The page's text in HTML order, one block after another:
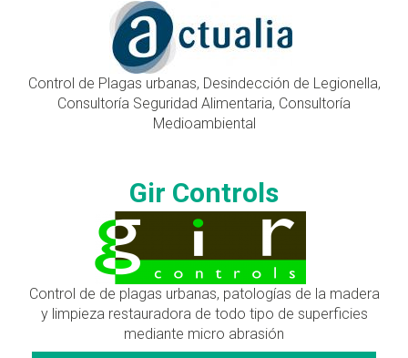
Control de Plagas urbanas, Desindección de Legionella,
Consultoría Seguridad Alimentaria, Consultoría
Medioambiental
Gir Controls
Control de de plagas urbanas, patologías de la madera
y limpieza restauradora de todo tipo de superficies
mediante micro abrasión